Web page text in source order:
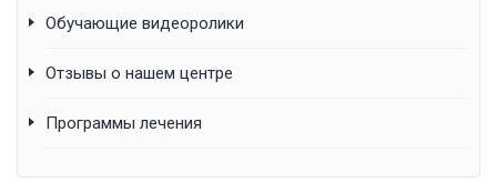
Обучающие видеоролики
Отзывы о нашем центре
Программы лечения